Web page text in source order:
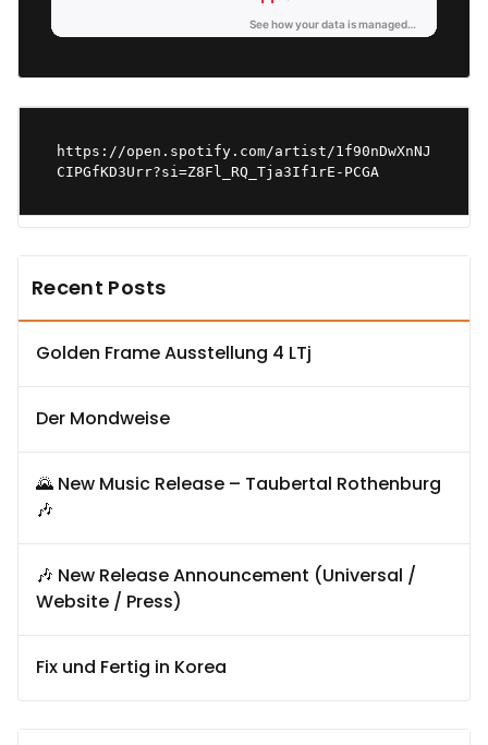
https://open.spotify.com/artist/1f90nDwXnNJ
CIPGfKD3Urr?si=Z8Fl_RQ_Tja3If1rE-PCGA
Recent Posts
Golden Frame Ausstellung 4 LTj
Der Mondweise
🌄 New Music Release – Taubertal Rothenburg
🎶
🎶 New Release Announcement (Universal /
Website / Press)
Fix und Fertig in Korea